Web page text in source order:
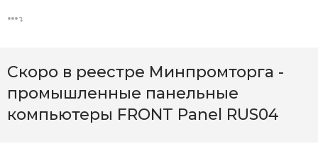
Скоро в реестре Минпромторга -
промышленные панельные
компьютеры FRONT Panel RUS04